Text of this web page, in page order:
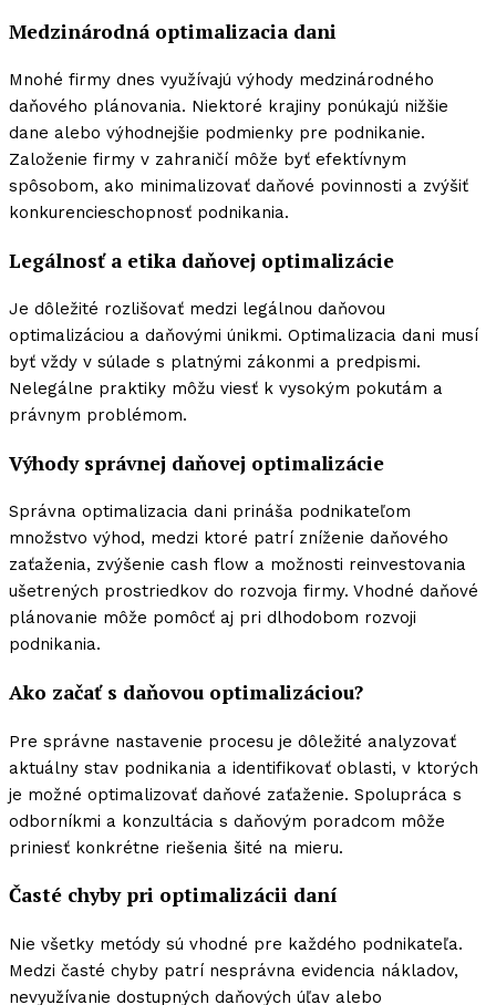
Medzinárodná optimalizacia dani
Mnohé firmy dnes využívajú výhody medzinárodného
daňového plánovania. Niektoré krajiny ponúkajú nižšie
dane alebo výhodnejšie podmienky pre podnikanie.
Založenie firmy v zahraničí môže byť efektívnym
spôsobom, ako minimalizovať daňové povinnosti a zvýšiť
konkurencieschopnosť podnikania.
Legálnosť a etika daňovej optimalizácie
Je dôležité rozlišovať medzi legálnou daňovou
optimalizáciou a daňovými únikmi. Optimalizacia dani musí
byť vždy v súlade s platnými zákonmi a predpismi.
Nelegálne praktiky môžu viesť k vysokým pokutám a
právnym problémom.
Výhody správnej daňovej optimalizácie
Správna optimalizacia dani prináša podnikateľom
množstvo výhod, medzi ktoré patrí zníženie daňového
zaťaženia, zvýšenie cash flow a možnosti reinvestovania
ušetrených prostriedkov do rozvoja firmy. Vhodné daňové
plánovanie môže pomôcť aj pri dlhodobom rozvoji
podnikania.
Ako začať s daňovou optimalizáciou?
Pre správne nastavenie procesu je dôležité analyzovať
aktuálny stav podnikania a identifikovať oblasti, v ktorých
je možné optimalizovať daňové zaťaženie. Spolupráca s
odborníkmi a konzultácia s daňovým poradcom môže
priniesť konkrétne riešenia šité na mieru.
Časté chyby pri optimalizácii daní
Nie všetky metódy sú vhodné pre každého podnikateľa.
Medzi časté chyby patrí nesprávna evidencia nákladov,
nevyužívanie dostupných daňových úľav alebo